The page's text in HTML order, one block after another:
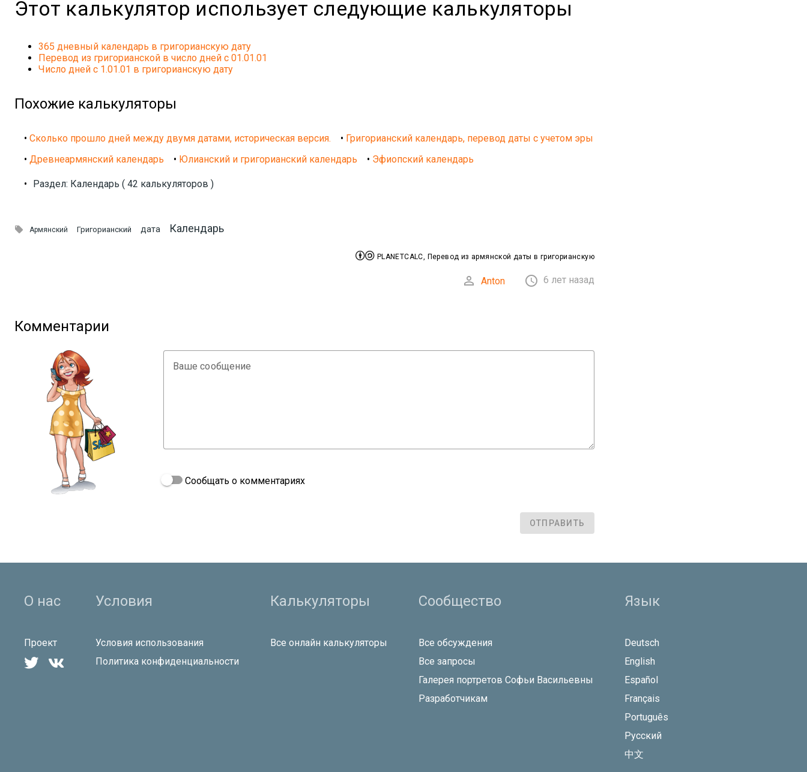
Этот калькулятор использует следующие калькуляторы
365 дневный календарь в григорианскую дату
Перевод из григорианской в число дней с 01.01.01
Число дней с 1.01.01 в григорианскую дату
Похожие калькуляторы
• Сколько прошло дней между двумя датами, историческая версия. • Григорианский календарь, перевод даты с учетом эры
• Древнеармянский календарь • Юлианский и григорианский календарь • Эфиопский календарь
• Раздел: Календарь ( 42 калькуляторов )
 Армянский Григорианский дата Календарь
 PLANETCALC, Перевод из армянской даты в григорианскую
 Anton  6 лет назад
Комментарии
Ваше сообщение
Сообщать о комментариях
ОТПРАВИТЬ
О нас
Проект
 
Условия
Условия использования
Политика конфиденциальности
Калькуляторы
Все онлайн калькуляторы
Сообщество
Все обсуждения
Все запросы
Галерея портретов Софьи Васильевны
Разработчикам
Язык
Deutsch
English
Español
Français
Português
Русский
中文